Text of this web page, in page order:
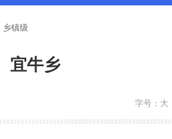
乡镇级
宜牛乡
字号： 大